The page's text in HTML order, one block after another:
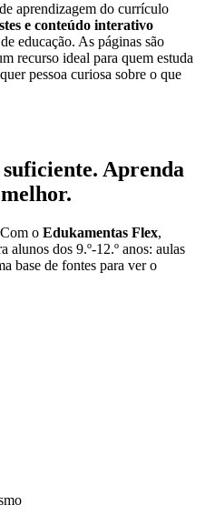
aprendizagem do currículo
e conteúdo interativo
educação. As páginas são
recurso ideal para quem estuda
pessoa curiosa sobre o que
Aprenda
o Edukamentas Flex,
alunos dos 9.º-12.º anos: aulas
base de fontes para ver o